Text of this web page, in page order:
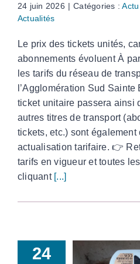
24 juin 2026 | Catégories :
Actualités
Le prix des tickets unités,
abonnements évoluent À
les tarifs du réseau de
l’Agglomération Sud
ticket unitaire passera ainsi
autres titres de transport
tickets, etc.) sont
actualisation tarifaire. 👉
tarifs en vigueur et toutes
cliquant [...]
24